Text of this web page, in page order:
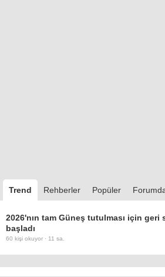
Trend Rehberler Popüler
2026'nın tam Güneş tutulması için geri
başladı
60 kişi okuyor · 11 sa.